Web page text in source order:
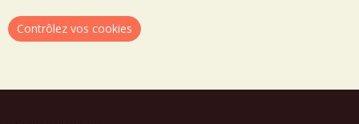
Contrôlez vos cookies